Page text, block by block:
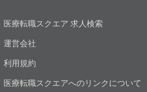
医療転職スクエア 求人検索
運営会社
利用規約
医療転職スクエアへのリンクについて